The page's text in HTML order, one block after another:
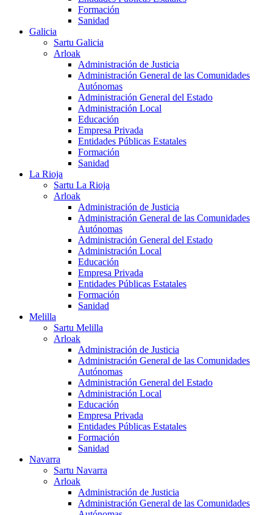
Formación
Sanidad
Galicia
Sartu Galicia
Arloak
Administración de Justicia
Administración General de las Comunidades
Autónomas
Administración General del Estado
Administración Local
Educación
Empresa Privada
Entidades Públicas Estatales
Formación
Sanidad
La Rioja
Sartu La Rioja
Arloak
Administración de Justicia
Administración General de las Comunidades
Autónomas
Administración General del Estado
Administración Local
Educación
Empresa Privada
Entidades Públicas Estatales
Formación
Sanidad
Melilla
Sartu Melilla
Arloak
Administración de Justicia
Administración General de las Comunidades
Autónomas
Administración General del Estado
Administración Local
Educación
Empresa Privada
Entidades Públicas Estatales
Formación
Sanidad
Navarra
Sartu Navarra
Arloak
Administración de Justicia
Administración General de las Comunidades